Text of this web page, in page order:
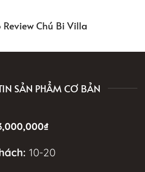
Chú Bi Villa
SẢN PHẨM CƠ BẢN
₫
10-20